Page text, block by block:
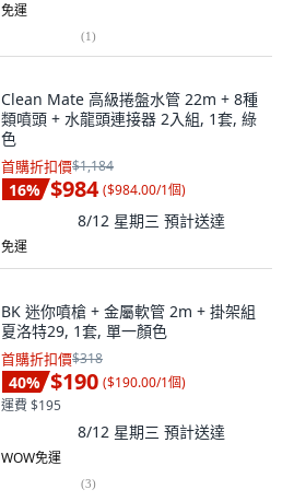
免運
(1)
Clean Mate 高級捲盤水管 22m + 8種
類噴頭 + 水龍頭連接器 2入組, 1套, 綠
色
首購折扣價$1,184
16% $984 ($984.00/1個)
8/12 星期三 預計送達
免運
BK 迷你噴槍 + 金屬軟管 2m + 掛架組
夏洛特29, 1套, 單一顏色
首購折扣價$318
40% $190 ($190.00/1個)
運費 $195
8/12 星期三 預計送達
WOW免運
(3)